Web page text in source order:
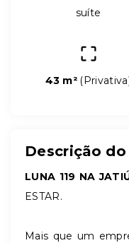
suíte
43 m² (Privativa
Descrição
LUNA 119 NA
ESTAR.
Mais que um